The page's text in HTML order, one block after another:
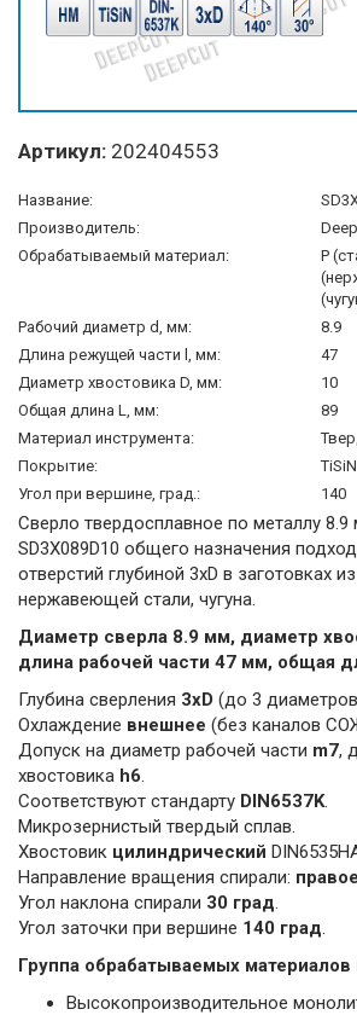
Артикул: 202404553
Название:
Производитель:
Обрабатываемый материал:
P
Рабочий диаметр d, мм:
8.9
Длина режущей части l, мм:
47
Диаметр хвостовика D, мм:
10
Общая длина L, мм:
89
Материал инструмента:
Покрытие:
TiSiN
Угол при вершине, град.:
140
Сверло твердосплавное по металлу 8.9
SD3X089D10 общего назначения
отверстий глубиной 3xD в заготовках
нержавеющей стали, чугуна.
Диаметр сверла 8.9 мм, диаметр
длина рабочей части 47 мм, общая
Глубина сверления 3xD (до 3
Охлаждение внешнее (без каналов
Допуск на диаметр рабочей части m7,
хвостовика h6.
Соответствуют стандарту DIN6537K.
Микрозернистый твердый сплав.
Хвостовик цилиндрический
Направление вращения спирали: правое
Угол наклона спирали 30 град.
Угол заточки при вершине 140 град.
Группа обрабатываемых материалов
Высокопроизводительное